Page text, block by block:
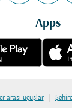
Apps
arası uçuşlar |